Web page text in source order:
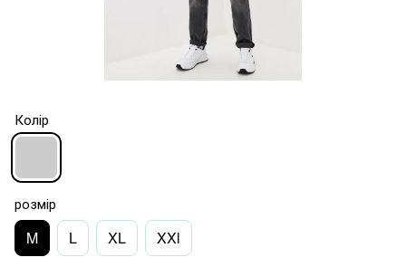
Колір
розмір
M L XL XXl